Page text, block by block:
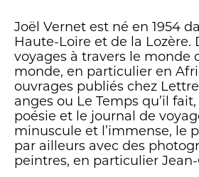
Joël Vernet est né en 1954
Haute-Loire et de la Lozère.
voyages à travers le monde
monde, en particulier en
ouvrages publiés chez
anges ou Le Temps qu’il
poésie et le journal de
minuscule et l’immense, le
par ailleurs avec des
peintres, en particulier